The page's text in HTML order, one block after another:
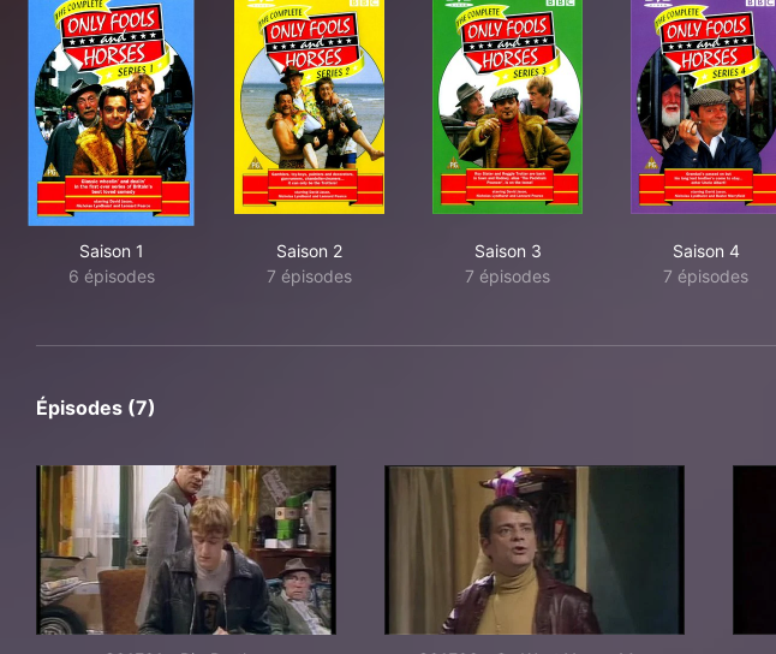
Saison 1
6 épisodes
Saison 2
7 épisodes
Saison 3
7 épisodes
Saison 4
7 épisodes
Épisodes (7)